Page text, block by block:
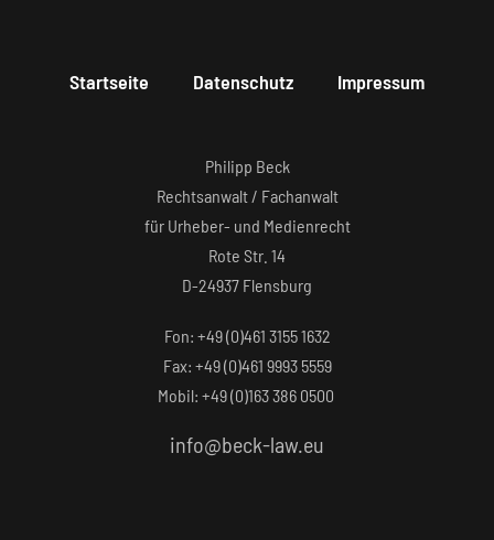
Startseite Datenschutz Impressum
Philipp Beck
Rechtsanwalt / Fachanwalt
für Urheber- und Medienrecht
Rote Str. 14
D-24937 Flensburg
Fon: +49 (0)461 3155 1632‬
Fax: +49 (0)461 9993 5559‬
Mobil: +49 (0)163 386 0500
info@beck-law.eu